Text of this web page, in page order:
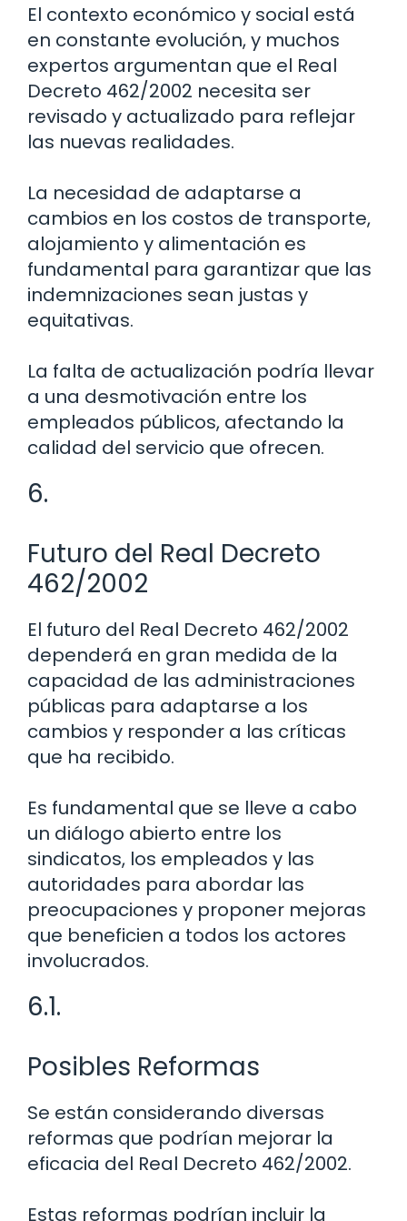
El contexto económico y social está
en constante evolución, y muchos
expertos argumentan que el Real
Decreto 462/2002 necesita ser
revisado y actualizado para reflejar
las nuevas realidades.
La necesidad de adaptarse a
cambios en los costos de transporte,
alojamiento y alimentación es
fundamental para garantizar que las
indemnizaciones sean justas y
equitativas.
La falta de actualización podría llevar
a una desmotivación entre los
empleados públicos, afectando la
calidad del servicio que ofrecen.
6.
Futuro del Real Decreto
462/2002
El futuro del Real Decreto 462/2002
dependerá en gran medida de la
capacidad de las administraciones
públicas para adaptarse a los
cambios y responder a las críticas
que ha recibido.
Es fundamental que se lleve a cabo
un diálogo abierto entre los
sindicatos, los empleados y las
autoridades para abordar las
preocupaciones y proponer mejoras
que beneficien a todos los actores
involucrados.
6.1.
Posibles Reformas
Se están considerando diversas
reformas que podrían mejorar la
eficacia del Real Decreto 462/2002.
Estas reformas podrían incluir la